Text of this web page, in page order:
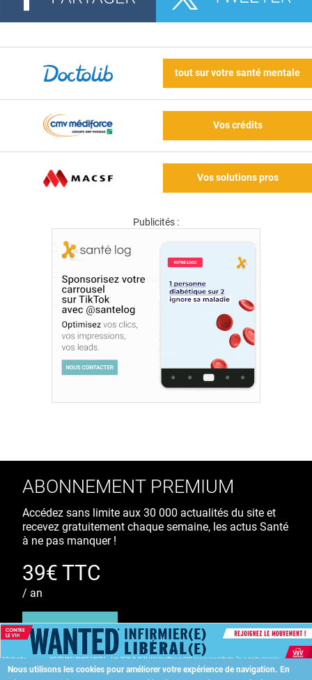
tout sur votre santé mentale
Vos crédits
Vos solutions pros
Publicités :
Nous utilisons les cookies pour améliorer votre expérience de navigation. En
ABONNEMENT PREMIUM
Accédez sans limite aux 30 000 actualités du site et
recevez gratuitement chaque semaine, les actus Santé
à ne pas manquer !
39€ TTC
/ an
S'ABONNER